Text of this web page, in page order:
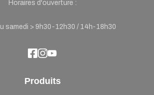
Horaires d'ouverture :
samedi > 9h30-12h30 / 14h-18h30
Produits